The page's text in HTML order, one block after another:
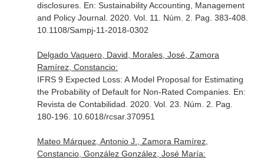
disclosures. En: Sustainability Accounting, Management
and Policy Journal. 2020. Vol. 11. Núm. 2. Pag. 383-408.
10.1108/Sampj-11-2018-0302
Delgado Vaquero, David, Morales, José, Zamora
Ramírez, Constancio:
IFRS 9 Expected Loss: A Model Proposal for Estimating
the Probability of Default for Non-Rated Companies. En:
Revista de Contabilidad . 2020. Vol. 23. Núm. 2. Pag.
180-196. 10.6018/rcsar.370951
Mateo Márquez, Antonio J., Zamora Ramírez,
Constancio, González González, José María: